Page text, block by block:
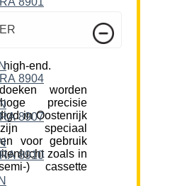
high-end.
worden
precisie
in Oostenrijk
speciaal
voor gebruik
zoals in
) cassette